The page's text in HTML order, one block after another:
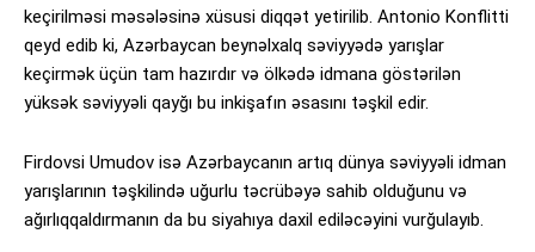
keçirilməsi məsələsinə xüsusi diqqət yetirilib. Antonio Konflitti
qeyd edib ki, Azərbaycan beynəlxalq səviyyədə yarışlar
keçirmək üçün tam hazırdır və ölkədə idmana göstərilən
yüksək səviyyəli qayğı bu inkişafın əsasını təşkil edir.
Firdovsi Umudov isə Azərbaycanın artıq dünya səviyyəli idman
yarışlarının təşkilində uğurlu təcrübəyə sahib olduğunu və
ağırlıqqaldırmanın da bu siyahıya daxil ediləcəyini vurğulayıb.